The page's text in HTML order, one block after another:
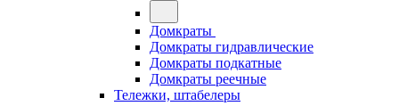
Домкраты
Домкраты гидравлические
Домкраты подкатные
Домкраты реечные
Тележки, штабелеры